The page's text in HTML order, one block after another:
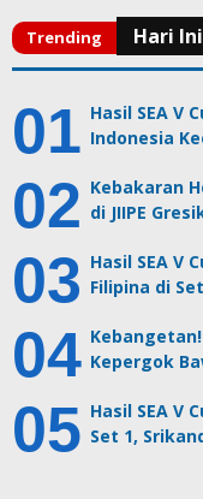
Hasil SEA V
Indonesia
Kebakaran
di JIIPE
Hasil SEA V
Filipina di
Kepergok
Hasil SEA V
Set 1,